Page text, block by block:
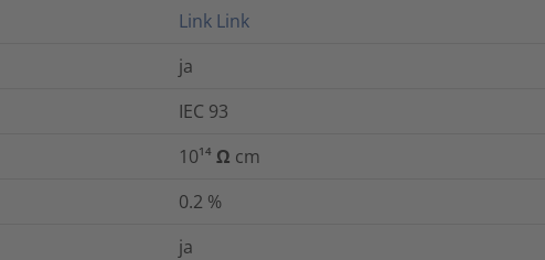
Link Link
ja
IEC 93
10¹⁴ Ω cm
0.2 %
ja